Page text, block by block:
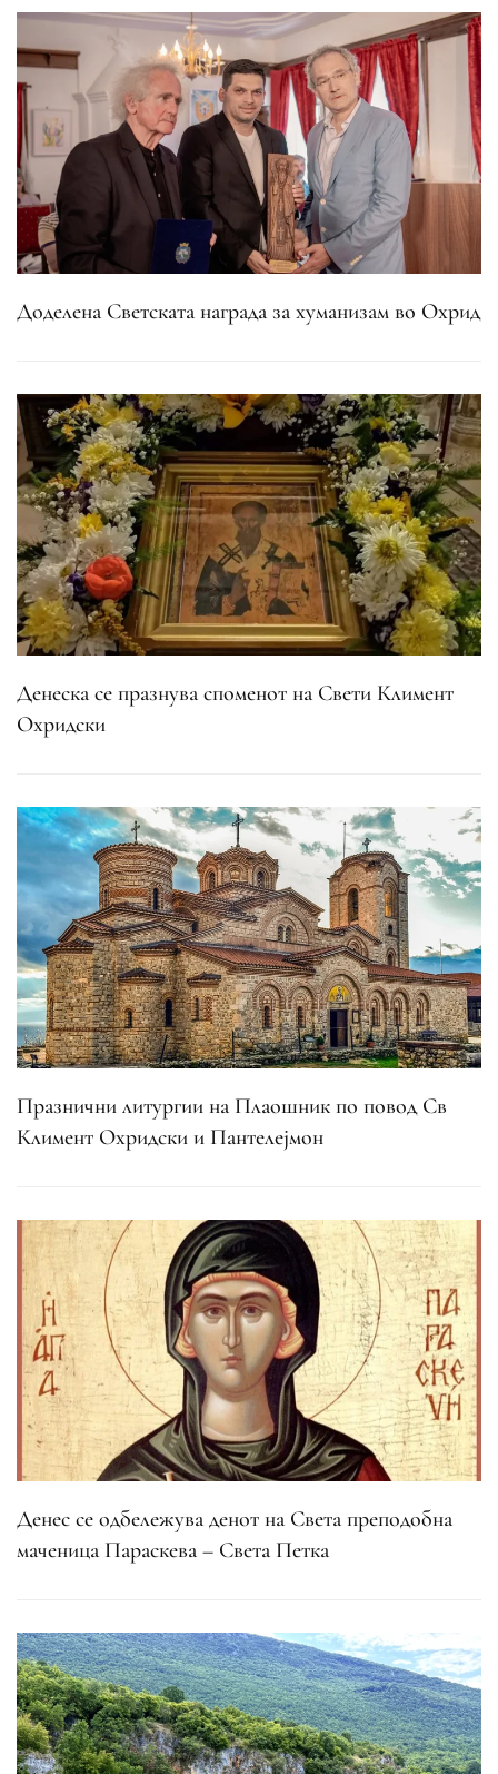
Доделена Светската награда за хуманизам во Охрид
Денеска се празнува споменот на Свети Климент
Охридски
Празнични литургии на Плаошник по повод Св
Климент Охридски и Пантелејмон
Денес се одбележува денот на Света преподобна
маченица Параскева – Света Петка